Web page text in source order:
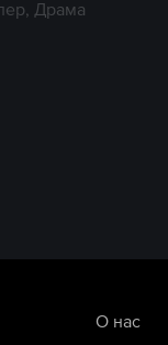
Драма
О нас